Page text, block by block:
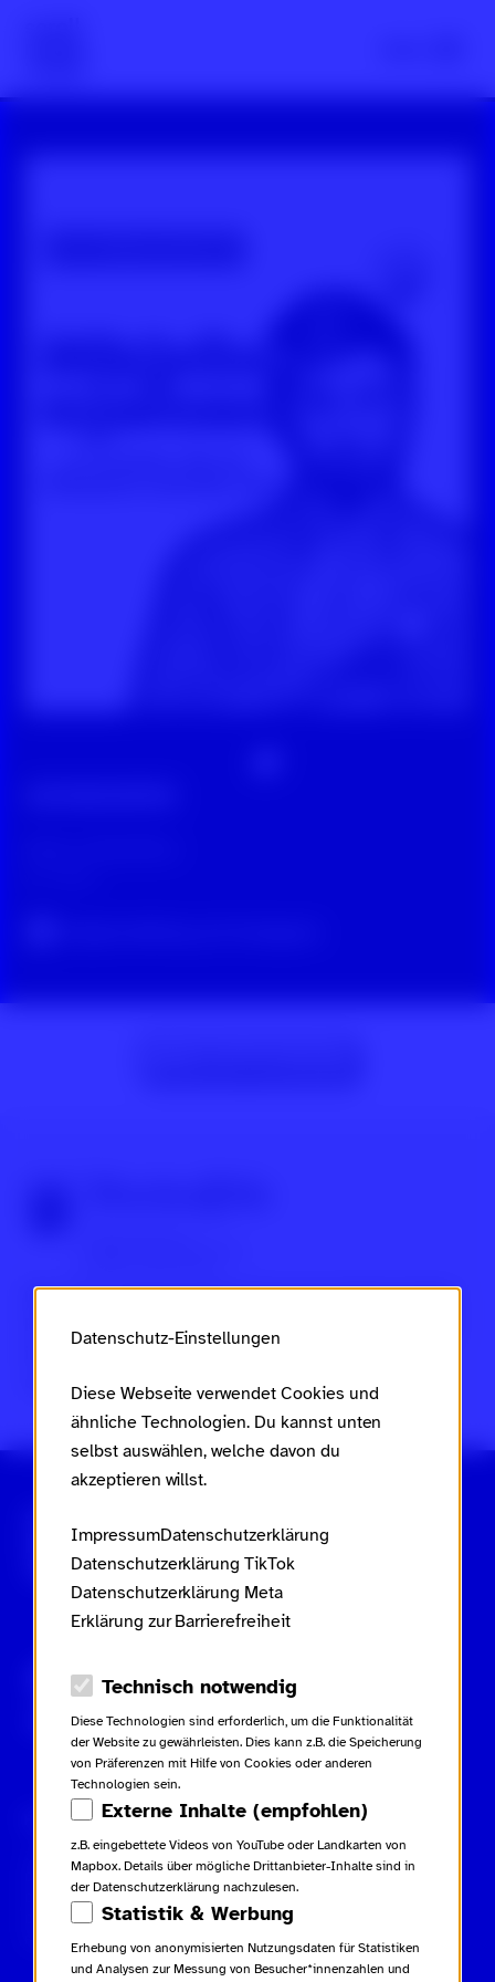
Dies ist ein Projekt desMinisteriums für Arbeit, Soziales,
Frauen, Familie und Jugend des Landes Rheinland-Pfalz
Landesaktionsplans gegen Rassismus
und Gruppenbezogene Menschenfeindlichkeit
Gebärdensprache Leichte Sprache
Inhaltsverzeichnis
Rechtliches
Datenschutzerklärung
Datenschutzerklärung TikTok
Datenschutzerklärung Meta
Erklärung zur Barrierefreiheit
Kampagne
Glossar
Beiträge
Downloads
Kontakt
Datenschutz-Einstellungen
Diese Webseite verwendet Cookies und
ähnliche Technologien. Du kannst unten
selbst auswählen, welche davon du
akzeptieren willst.
ImpressumDatenschutzerklärung
Datenschutzerklärung TikTok
Datenschutzerklärung Meta
Erklärung zur Barrierefreiheit
Datenschutz-Optionen
Technisch notwendig
Diese Technologien sind erforderlich, um die Funktionalität
der Website zu gewährleisten. Dies kann z.B. die Speicherung
von Präferenzen mit Hilfe von Cookies oder anderen
Technologien sein.
Externe Inhalte (empfohlen)
z.B. eingebettete Videos von YouTube oder Landkarten von
Mapbox. Details über mögliche Drittanbieter-Inhalte sind in
der Datenschutzerklärung nachzulesen.
Statistik & Werbung
Erhebung von anonymisierten Nutzungsdaten für Statistiken
und Analysen zur Messung von Besucher*innenzahlen und